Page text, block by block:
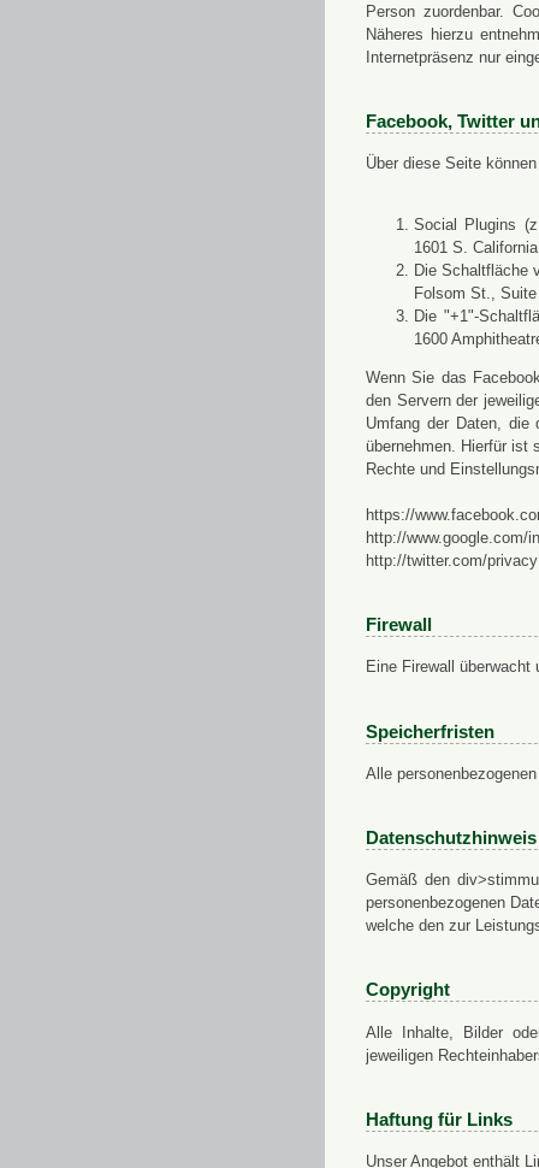
Person zuordenbar.
Näheres hierzu
Internetpräsenz nur
Facebook, Twitter
Über diese Seite
Social Plugins
1601 S.
Die Schaltfläche
Folsom St.,
Die "+1"-
1600
Wenn Sie das
den Servern der
Umfang der Daten, die
übernehmen. Hierfür ist
Rechte und
https://
http://www.google.com/
http://twitter.com/privacy
Firewall
Eine Firewall
Speicherfristen
Alle
Datenschutzhinweis
Gemäß den
personenbezogenen
welche den zur
Copyright
Alle Inhalte, Bilder
jeweiligen
Haftung für Links
Unser Angebot enthält